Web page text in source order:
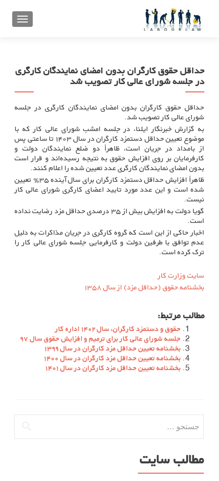
تعویض
حداقل حقوق کارگران بدون امضای نمایندگان کارگری
در جلسه شورای عالی کار تصویب شد
حداقل حقوق کارگران بدون امضای نمایندگان کارگری در جلسه
شورای عالی کار تصویب شد.
به گزارش خبرنگار ایلنا، در جلسه امشب شورای عالی کار که با
موضوع تعیین حداقل دستمزد کارگران در سال ۱۴۰۳ تا ساعتی پس
از بامداد در جریان است، ظاهراً دو ضلع نمایندگان دولت و
کارفرمایان بر روی افزایش حقوق به نتیجه رسیده‌اند و قرار است
بدون امضای نمایندگان کارگری عدد تعیین شده را اعلام کنند.
ظاهراً افزایش حداقل دستمزد کارگران برای سال آینده ۳۵٪ تعیین
شده است و این عدد مورد تایید اعضای کارگری شورای عالی کار
نیست.
گویا دولت به افزایش بیش از ۳۵ درصدی حداقل مزد رضایت نداده
است.
اخبار حاکی از این است که گروه کارگری در جریان مذاکرات به دلیل
عدم توافق با طرفین دولت و کارفرمایی جلسه شورای عالی کار را
ترک کرده است.
سایت وزارت کار
بخشنامه حقوق (حداقل مزد) از سال ۱۳۵۸
مطالب مرتبط:
حقوق و دستمزد کارگران، سال ۱۴۰۲ اداره کار
جلسه شورای عالی کار برای ترمیم و افزایش حقوق سال ۹۷
بخشنامه تعیین حداقل مزد کارگران در سال ۱۳۹۹
بخشنامه تعیین حداقل مزد کارگران در سال ۱۴۰۰
بخشنامه تعیین حداقل مزد کارگران در سال ۱۴۰۱
برای:
مطالب سایت